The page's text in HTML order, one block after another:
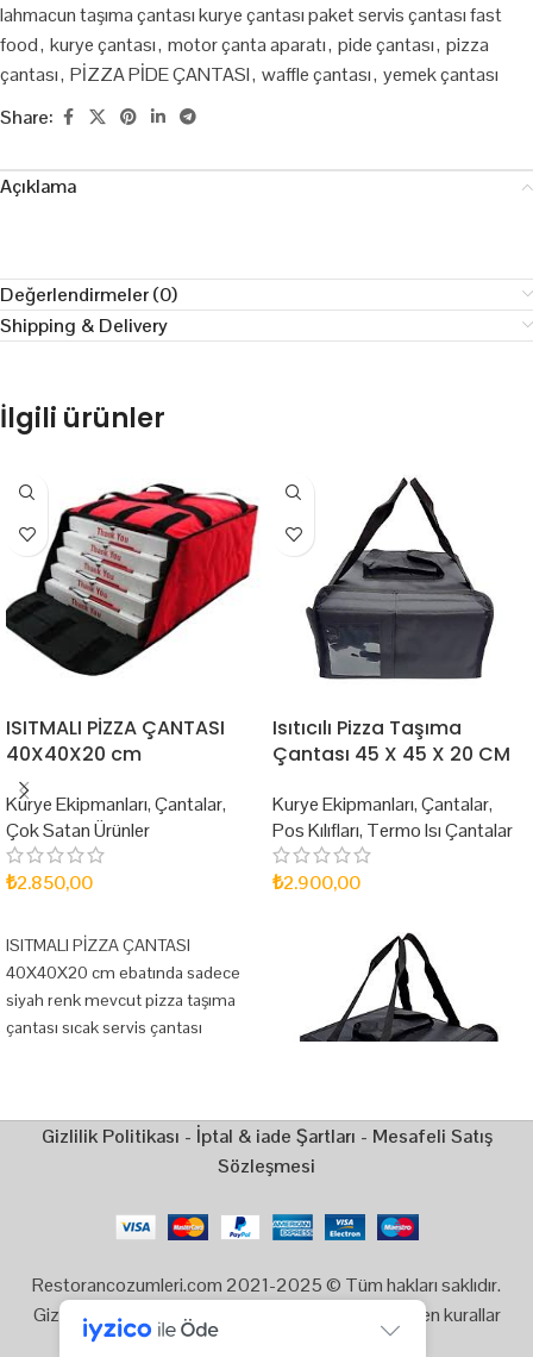
lahmacun taşıma çantası kurye çantası paket servis çantası fast
food, kurye çantası, motor çanta aparatı, pide çantası, pizza
çantası, PİZZA PİDE ÇANTASI, waffle çantası, yemek çantası
Share:
Açıklama
Değerlendirmeler (0)
Shipping & Delivery
İlgili ürünler
ISITMALI PİZZA ÇANTASI
40X40X20 cm
Kurye Ekipmanları,Çantalar,
Çok Satan Ürünler
₺2.850,00
ISITMALI PİZZA ÇANTASI
40X40X20 cm ebatında sadece
siyah renk mevcut pizza taşıma
çantası sıcak servis çantası
olur.restorancozumleri.net
Isıtıcılı Pizza Taşıma
Çantası 45 X 45 X 20 CM
Kurye Ekipmanları,Çantalar,
Pos Kılıfları, Termo Isı Çantalar
₺2.900,00
Gizlilik Politikası - İptal & iade Şartları - Mesafeli Satış
Sözleşmesi
Restorancozumleri.com 2021-2025 © Tüm hakları saklıdır.
Gizlilik, Kullanım ve Telif Hakları bildiriminde belirtilen kurallar
çerçevesinde hizmet sunulmaktadır.